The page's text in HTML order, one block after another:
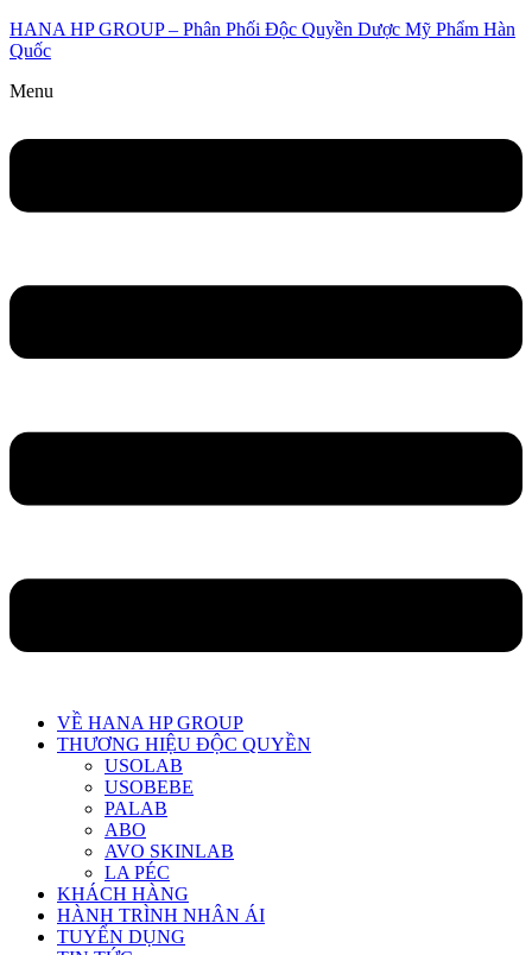
HANA HP GROUP – Phân Phối Độc Quyền Dược Mỹ Phẩm Hàn
Quốc
Menu
VỀ HANA HP GROUP
THƯƠNG HIỆU ĐỘC QUYỀN
USOLAB
USOBEBE
PALAB
ABO
AVO SKINLAB
LA PÉC
KHÁCH HÀNG
HÀNH TRÌNH NHÂN ÁI
TUYỂN DỤNG